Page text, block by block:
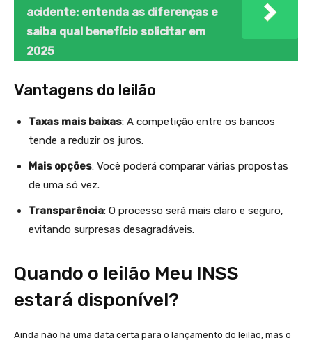
acidente: entenda as diferenças e
saiba qual benefício solicitar em
2025
Vantagens do leilão
Taxas mais baixas: A competição entre os bancos
tende a reduzir os juros.
Mais opções: Você poderá comparar várias propostas
de uma só vez.
Transparência: O processo será mais claro e seguro,
evitando surpresas desagradáveis.
Quando o leilão Meu INSS
estará disponível?
Ainda não há uma data certa para o lançamento do leilão, mas o